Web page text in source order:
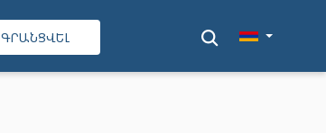
ԳՐԱՆՑՎԵԼ